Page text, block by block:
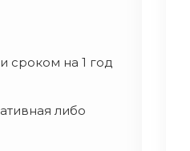
сроком на 1 год
либо